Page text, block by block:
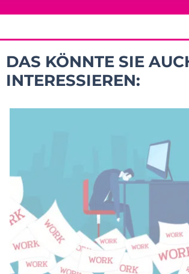
DAS KÖNNTE SIE
INTERESSIEREN: